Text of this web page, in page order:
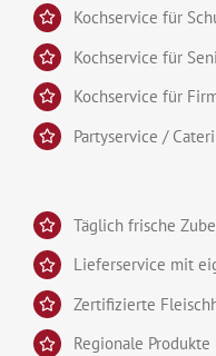
Kochservice für
Kochservice für
Kochservice für
Partyservice /
Täglich frische
Lieferservice mit
Zertifizierte
Regionale Produkte